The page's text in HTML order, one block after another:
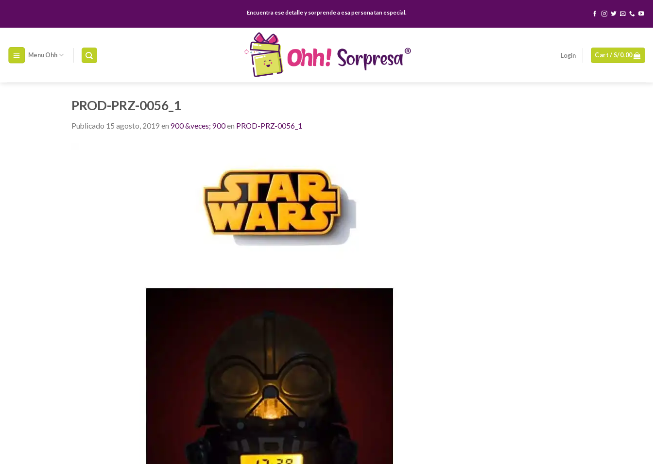
content
Encuentra ese detalle y sorprende a esa persona tan especial.
Menu Ohh Login Cart /S/0.00
PROD-PRZ-0056_1
Publicado 15 agosto, 2019 en 900 &veces; 900en PROD-PRZ-0056_1